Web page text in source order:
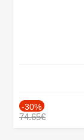
-30%
74.65€